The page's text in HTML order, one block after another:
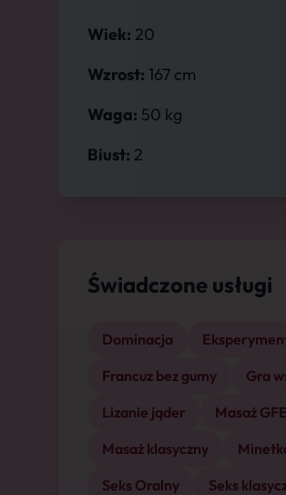
Wiek: 20
Wzrost: 167 cm
Waga: 50 kg
Biust: 2
Świadczone usługi
Dominacja
Francuz bez gumy
Gra
Lizanie jąder
Masaż GFE
Masaż klasyczny
Seks Oralny
Seks